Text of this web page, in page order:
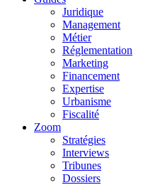
Juridique
Management
Métier
Réglementation
Marketing
Financement
Expertise
Urbanisme
Fiscalité
Zoom
Stratégies
Interviews
Tribunes
Dossiers